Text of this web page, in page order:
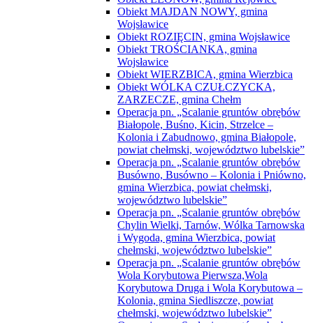
Obiekt MAJDAN NOWY, gmina
Wojsławice
Obiekt ROZIĘCIN, gmina Wojsławice
Obiekt TROŚCIANKA, gmina
Wojsławice
Obiekt WIERZBICA, gmina Wierzbica
Obiekt WÓLKA CZUŁCZYCKA,
ZARZECZE, gmina Chełm
Operacja pn. „Scalanie gruntów obrębów
Białopole, Buśno, Kicin, Strzelce –
Kolonia i Zabudnowo, gmina Białopole,
powiat chełmski, województwo lubelskie”
Operacja pn. „Scalanie gruntów obrębów
Busówno, Busówno – Kolonia i Pniówno,
gmina Wierzbica, powiat chełmski,
województwo lubelskie”
Operacja pn. „Scalanie gruntów obrębów
Chylin Wielki, Tarnów, Wólka Tarnowska
i Wygoda, gmina Wierzbica, powiat
chełmski, województwo lubelskie”
Operacja pn. „Scalanie gruntów obrębów
Wola Korybutowa Pierwsza,Wola
Korybutowa Druga i Wola Korybutowa –
Kolonia, gmina Siedliszcze, powiat
chełmski, województwo lubelskie”